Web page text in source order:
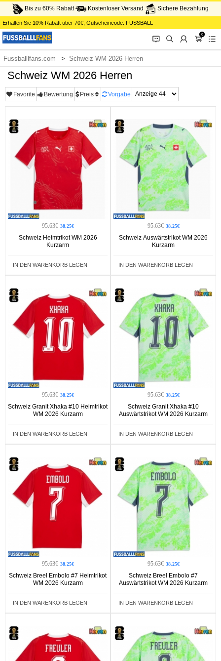
Bis zu 60% Rabatt Kostenloser Versand Sichere Bezahlung
Erhalten Sie 10% Rabatt über 70€ , Gutscheincode: FUSSBALL
󰂱 󰂨 󰃳
0
󰃦 󰃖
Fussballlfans.com Schweiz WM 2026 Herren
Schweiz WM 2026 Herren
Favorite Bewertung Preis Vorgabe
95.63€ 38.25€
Schweiz Heimtrikot WM 2026
Kurzarm
IN DEN WARENKORB LEGEN
95.63€ 38.25€
Schweiz Auswärtstrikot WM 2026
Kurzarm
IN DEN WARENKORB LEGEN
95.63€ 38.25€
Schweiz Granit Xhaka #10 Heimtrikot
WM 2026 Kurzarm
IN DEN WARENKORB LEGEN
95.63€ 38.25€
Schweiz Granit Xhaka #10
Auswärtstrikot WM 2026 Kurzarm
IN DEN WARENKORB LEGEN
95.63€ 38.25€
Schweiz Breel Embolo #7 Heimtrikot
WM 2026 Kurzarm
IN DEN WARENKORB LEGEN
95.63€ 38.25€
Schweiz Breel Embolo #7
Auswärtstrikot WM 2026 Kurzarm
IN DEN WARENKORB LEGEN